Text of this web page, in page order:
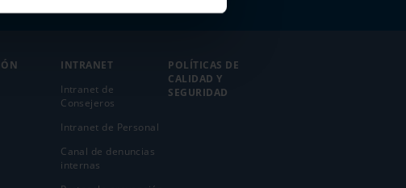
INTRANET
Intranet de
Consejeros
Intranet de Personal
Canal de denuncias
internas
POLÍTICAS DE
CALIDAD Y
SEGURIDAD